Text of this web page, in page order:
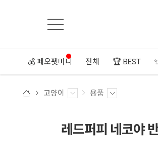
💰 페오펫머니 전체 🏆 BEST
고양이 용품
레드퍼피 네코야